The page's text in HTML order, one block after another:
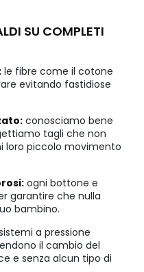
SU COMPLETI
le fibre come il cotone
evitando fastidiose
conosciamo bene
tagli che non
loro piccolo movimento
ogni bottone e
garantire che nulla
bambino.
a pressione
il cambio del
e senza alcun tipo di